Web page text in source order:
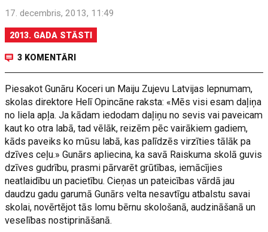
17. decembris, 2013, 11:49
2013. GADA STĀSTI
3 KOMENTĀRI
Piesakot Gunāru Koceri un Maiju Zujevu Latvijas lepnumam,
skolas direktore Helī Opincāne raksta: «Mēs visi esam daļiņa
no liela apļa. Ja kādam iedodam daļiņu no sevis vai paveicam
kaut ko otra labā, tad vēlāk, reizēm pēc vairākiem gadiem,
kāds paveiks ko mūsu labā, kas palīdzēs virzīties tālāk pa
dzīves ceļu.» Gunārs apliecina, ka savā Raiskuma skolā guvis
dzīves gudrību, prasmi pārvarēt grūtības, iemācījies
neatlaidību un pacietību. Cieņas un pateicības vārdā jau
daudzu gadu garumā Gunārs velta nesavtīgu atbalstu savai
skolai, novērtējot tās lomu bērnu skološanā, audzināšanā un
veselības nostiprināšanā.